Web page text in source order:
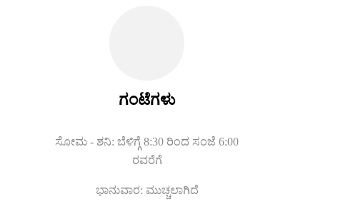
ಗಂಟೆಗಳು
ಸೋಮ - ಶನಿ: ಬೆಳಿಗ್ಗೆ 8:30 ರಿಂದ ಸಂಜೆ 6:00
ರವರೆಗೆ
ಭಾನುವಾರ: ಮುಚ್ಚಲಾಗಿದೆ